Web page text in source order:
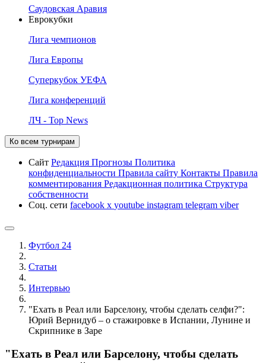
Саудовская Аравия
Еврокубки
Лига чемпионов
Лига Европы
Суперкубок УЕФА
Лига конференций
ЛЧ - Top News
Ко всем турнирам
Сайт Редакция Прогнозы Политика
конфиденциальности Правила сайту Контакты Правила
комментирования Редакционная политика Структура
собственности
Соц. сети facebook x youtube instagram telegram viber
Футбол 24
Статьи
Интервью
"Ехать в Реал или Барселону, чтобы сделать селфи?":
Юрий Вернидуб – о стажировке в Испании, Лунине и
Скрипнике в Заре
"Ехать в Реал или Барселону, чтобы сделать